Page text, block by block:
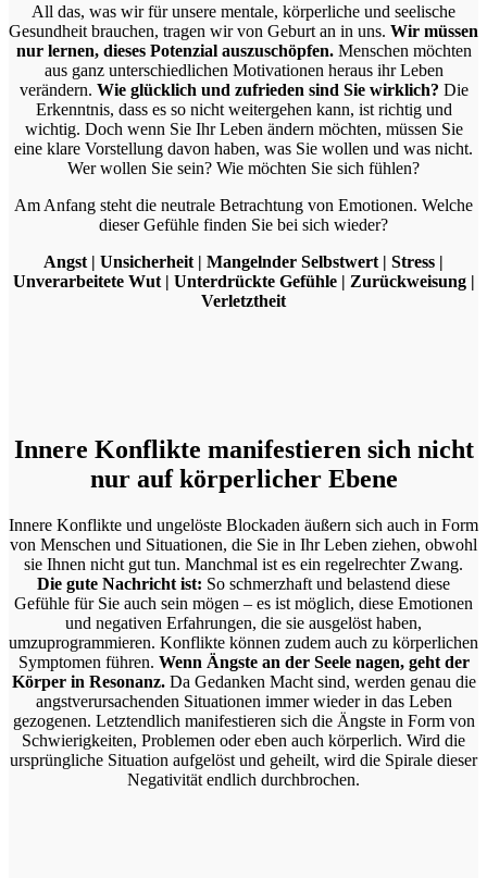
All das, was wir für unsere mentale, körperliche und seelische
Gesundheit brauchen, tragen wir von Geburt an in uns. Wir müssen
nur lernen, dieses Potenzial auszuschöpfen.Menschen möchten
aus ganz unterschiedlichen Motivationen heraus ihr Leben
verändern. Wie glücklich und zufrieden sind Sie wirklich? Die
Erkenntnis, dass es so nicht weitergehen kann, ist richtig und
wichtig. Doch wenn Sie Ihr Leben ändern möchten, müssen Sie
eine klare Vorstellung davon haben, was Sie wollen und was nicht.
Wer wollen Sie sein? Wie möchten Sie sich fühlen?
Am Anfang steht die neutrale Betrachtung von Emotionen. Welche
dieser Gefühle finden Sie bei sich wieder?
Angst | Unsicherheit | Mangelnder Selbstwert | Stress |
Unverarbeitete Wut | Unterdrückte Gefühle | Zurückweisung |
Verletztheit
Innere Konflikte manifestieren sich nicht
nur auf körperlicher Ebene
Innere Konflikte und ungelöste Blockaden äußern sich auch in Form
von Menschen und Situationen, die Sie in Ihr Leben ziehen, obwohl
sie Ihnen nicht gut tun. Manchmal ist es ein regelrechter Zwang.
Die gute Nachricht ist: So schmerzhaft und belastend diese
Gefühle für Sie auch sein mögen – es ist möglich, diese Emotionen
und negativen Erfahrungen, die sie ausgelöst haben,
umzuprogrammieren. Konflikte können zudem auch zu körperlichen
Symptomen führen. Wenn Ängste an der Seele nagen, geht der
Körper in Resonanz.Da Gedanken Macht sind, werden genau die
angstverursachenden Situationen immer wieder in das Leben
gezogenen. Letztendlich manifestieren sich die Ängste in Form von
Schwierigkeiten, Problemen oder eben auch körperlich. Wird die
ursprüngliche Situation aufgelöst und geheilt, wird die Spirale dieser
Negativität endlich durchbrochen.